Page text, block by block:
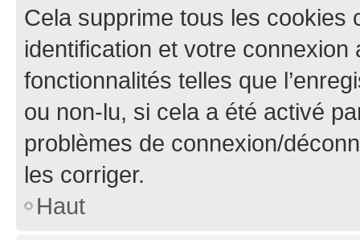
Cela supprime tous les cookies
identification et votre
fonctionnalités telles que
ou non-lu, si cela a été activé
problèmes de connexion/
les corriger.
Haut